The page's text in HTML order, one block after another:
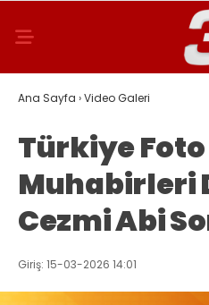
Ana Sayfa ›Video Galeri
Türkiye Foto
Muhabirleri
Cezmi Abi
Giriş: 15-03-2026 14:01